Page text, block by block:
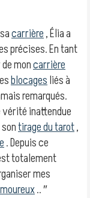
carrière, Élia a
précises. En tant
moncarrière
blocagesliés à
remarqués.
vérité inattendue
tirage du tarot,
. Depuis ce
totalement
mes
.. ″